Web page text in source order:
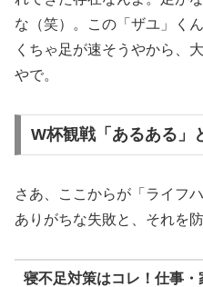
な（笑）。この「ザユ」く
くちゃ足が速そうやから、
やで。
W杯観戦「あるある」
さあ、ここからが「ライフ
ありがちな失敗と、それを
寝不足対策はコレ！仕事